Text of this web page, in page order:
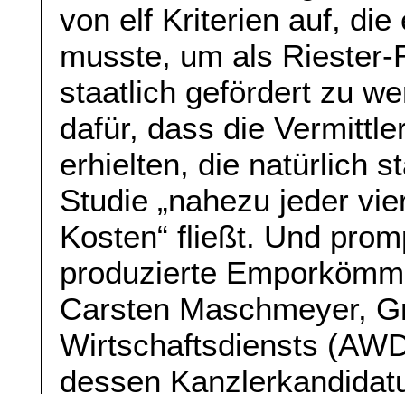
von elf Kriterien auf,
musste, um als
staatlich gefördert zu
dafür, dass die
erhielten, die natürlich
Studie „nahezu jeder
Kosten“ fließt. Und
produzierte
Carsten Maschmeyer,
Wirtschaftsdiensts
dessen